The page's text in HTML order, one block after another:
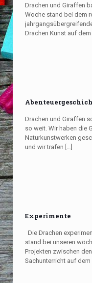
Drachen und Giraffen
Woche stand bei dem
Drachen Kunst auf
Drachen und Giraffen
so weit. Wir haben die
Naturkunstwerken
und wir trafen […]
Experimente
Die Drachen
stand bei unseren
Projekten zwischen
Sachunterricht auf dem